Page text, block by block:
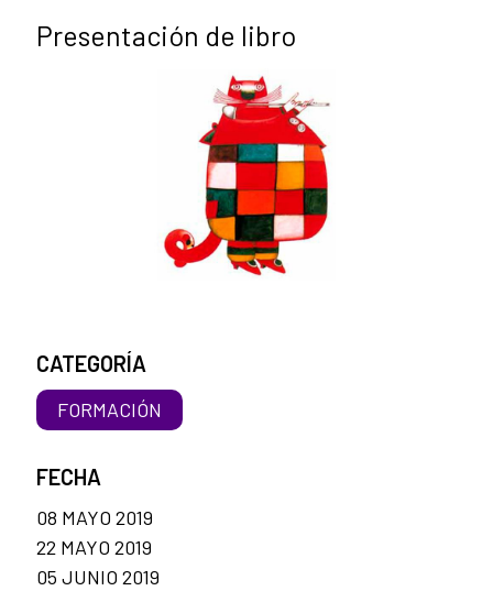
Presentación de libro
CATEGORÍA
FORMACIÓN
FECHA
08 MAYO 2019
22 MAYO 2019
05 JUNIO 2019